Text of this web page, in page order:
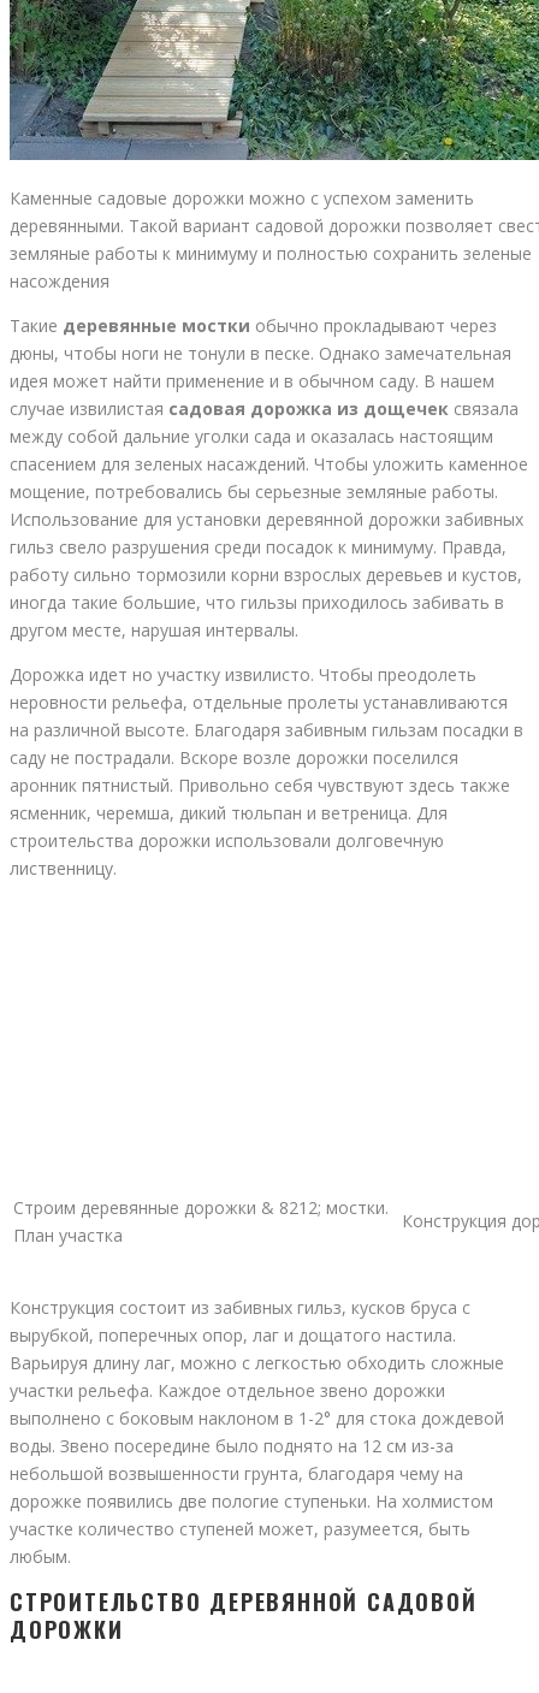
Каменные садовые дорожки можно с успехом заменить
деревянными. Такой вариант садовой дорожки позволяет
земляные работы к минимуму и полностью сохранить зеленые
насождения
Такие деревянные мостки обычно прокладывают через
дюны, чтобы ноги не тонули в песке. Однако замечательная
идея может найти применение и в обычном саду. В нашем
случае извилистая садовая дорожка из дощечек связала
между собой дальние уголки сада и оказалась настоящим
спасением для зеленых насаждений. Чтобы уложить каменное
мощение, потребовались бы серьезные земляные работы.
Использование для установки деревянной дорожки забивных
гильз свело разрушения среди посадок к минимуму. Правда,
работу сильно тормозили корни взрослых деревьев и кустов,
иногда такие большие, что гильзы приходилось забивать в
другом месте, нарушая интервалы.
Дорожка идет но участку извилисто. Чтобы преодолеть
неровности рельефа, отдельные пролеты устанавливаются
на различной высоте. Благодаря забивным гильзам посадки в
саду не пострадали. Вскоре возле дорожки поселился
аронник пятнистый. Привольно себя чувствуют здесь также
ясменник, черемша, дикий тюльпан и ветреница. Для
строительства дорожки использовали долговечную
лиственницу.
Строим деревянные дорожки & 8212; мостки.
План участка
Конструкция
Конструкция состоит из забивных гильз, кусков бруса с
вырубкой, поперечных опор, лаг и дощатого настила.
Варьируя длину лаг, можно с легкостью обходить сложные
участки рельефа. Каждое отдельное звено дорожки
выполнено с боковым наклоном в 1-2° для стока дождевой
воды. Звено посередине было поднято на 12 см из-за
небольшой возвышенности грунта, благодаря чему на
дорожке появились две пологие ступеньки. На холмистом
участке количество ступеней может, разумеется, быть
любым.
СТРОИТЕЛЬСТВО ДЕРЕВЯННОЙ САДОВОЙ
ДОРОЖКИ